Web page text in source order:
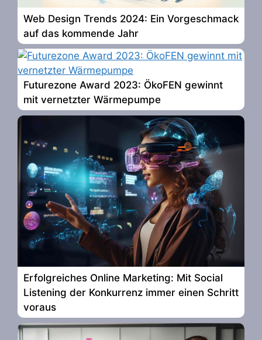
Web Design Trends 2024: Ein Vorgeschmack
auf das kommende Jahr
Futurezone Award 2023: ÖkoFEN gewinnt
mit vernetzter Wärmepumpe
Erfolgreiches Online Marketing: Mit Social
Listening der Konkurrenz immer einen Schritt
voraus